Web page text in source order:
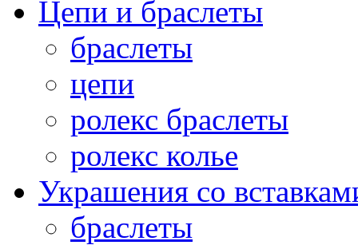
Цепи и браслеты
браслеты
цепи
ролекс браслеты
ролекс колье
Украшения со
браслеты